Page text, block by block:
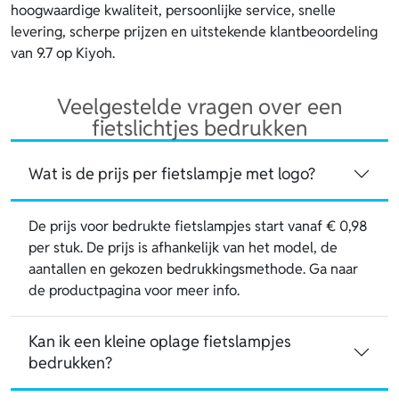
hoogwaardige kwaliteit, persoonlijke service, snelle
levering, scherpe prijzen en uitstekende klantbeoordeling
van 9.7 op Kiyoh.
Veelgestelde vragen over een
fietslichtjes bedrukken
Wat is de prijs per fietslampje met logo?
De prijs voor bedrukte fietslampjes start vanaf € 0,98
per stuk. De prijs is afhankelijk van het model, de
aantallen en gekozen bedrukkingsmethode. Ga naar
de productpagina voor meer info.
Kan ik een kleine oplage fietslampjes
bedrukken?